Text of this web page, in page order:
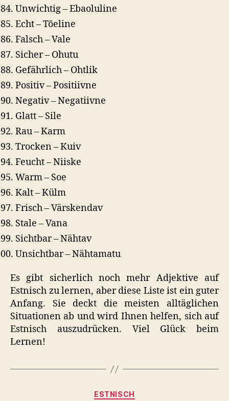
Unwichtig – Ebaoluline
Echt – Tõeline
Falsch – Vale
Sicher – Ohutu
Gefährlich – Ohtlik
Positiv – Positiivne
Negativ – Negatiivne
Glatt – Sile
Rau – Karm
Trocken – Kuiv
Feucht – Niiske
Warm – Soe
Kalt – Külm
Frisch – Värskendav
Stale – Vana
Sichtbar – Nähtav
Unsichtbar – Nähtamatu
Es gibt sicherlich noch mehr Adjektive auf
Estnisch zu lernen, aber diese Liste ist ein guter
Anfang. Sie deckt die meisten alltäglichen
Situationen ab und wird Ihnen helfen, sich auf
Estnisch auszudrücken. Viel Glück beim
Lernen!
Categories
ESTNISCH